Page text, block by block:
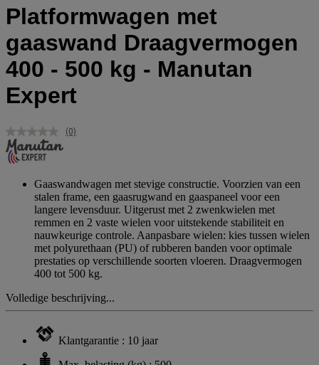
Platformwagen met
gaaswand Draagvermogen
400 - 500 kg - Manutan
Expert
Geen
(0)
Gaaswandwagen met stevige constructie. Voorzien van een
stalen frame, een gaasrugwand en gaaspaneel voor een
langere levensduur. Uitgerust met 2 zwenkwielen met
remmen en 2 vaste wielen voor uitstekende stabiliteit en
nauwkeurige controle. Aanpasbare wielen: kies tussen wielen
met polyurethaan (PU) of rubberen banden voor optimale
prestaties op verschillende soorten vloeren. Draagvermogen
400 tot 500 kg.
Volledige beschrijving...
Klantgarantie : 10 jaar